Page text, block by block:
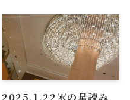
2025.1.22㈬の星読み